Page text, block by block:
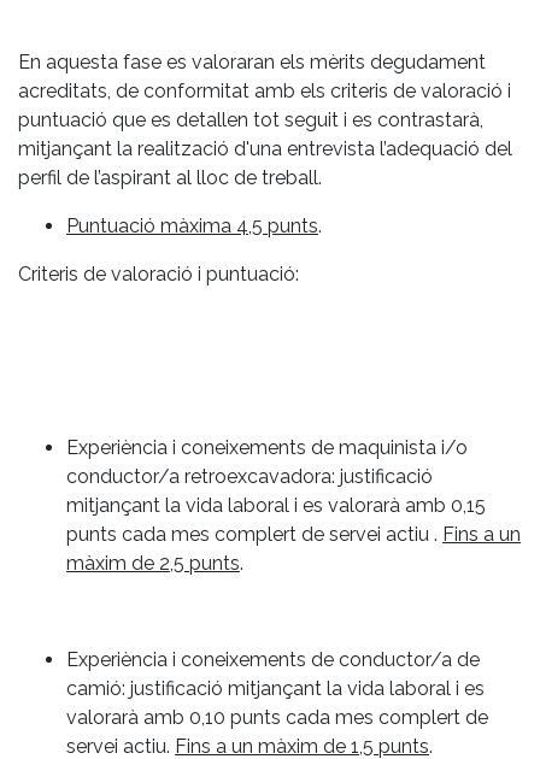
En aquesta fase es valoraran els mèrits degudament
acreditats, de conformitat amb els criteris de valoració i
puntuació que es detallen tot seguit i es contrastarà,
mitjançant la realització d'una entrevista l’adequació del
perfil de l’aspirant al lloc de treball.
Puntuació màxima 4,5 punts.
Criteris de valoració i puntuació:
Experiència i coneixements de maquinista i/o
conductor/a retroexcavadora: justificació
mitjançant la vida laboral i es valorarà amb 0,15
punts cada mes complert de servei actiu . Fins a un
màxim de 2,5 punts.
Experiència i coneixements de conductor/a de
camió: justificació mitjançant la vida laboral i es
valorarà amb 0,10 punts cada mes complert de
servei actiu. Fins a un màxim de 1,5 punts.